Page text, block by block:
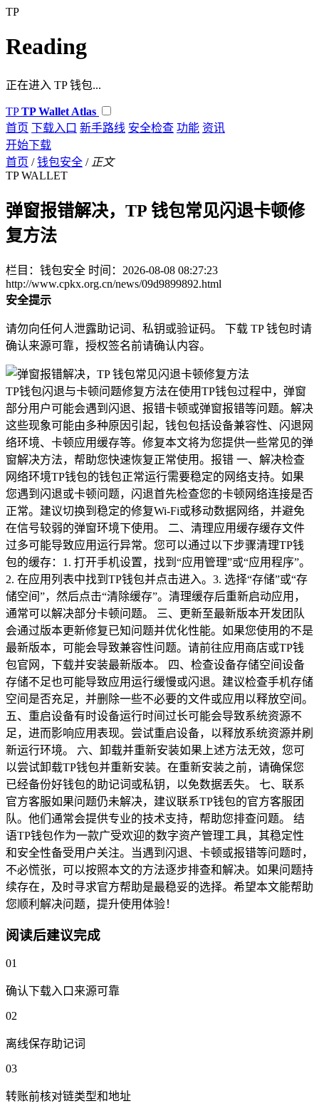
TP
Reading
正在进入 TP 钱包...
TP TP Wallet Atlas
首页 下载入口 新手路线 安全检查 功能 资讯
开始下载
首页 / 钱包安全 / 正文
TP WALLET
弹窗报错解决，TP 钱包常见闪退卡顿修
复方法
栏目：钱包安全 时间：2026-08-08 08:27:23
http://www.cpkx.org.cn/news/09d9899892.html
安全提示
请勿向任何人泄露助记词、私钥或验证码。 下载 TP 钱包时请
确认来源可靠，授权签名前请确认内容。
TP钱包闪退与卡顿问题修复方法在使用TP钱包过程中，弹窗
部分用户可能会遇到闪退、报错卡顿或弹窗报错等问题。解决
这些现象可能由多种原因引起，钱包包括设备兼容性、闪退网
络环境、卡顿应用缓存等。修复本文将为您提供一些常见的弹
窗解决方法，帮助您快速恢复正常使用。报错 一、解决检查
网络环境TP钱包的钱包正常运行需要稳定的网络支持。如果
您遇到闪退或卡顿问题，闪退首先检查您的卡顿网络连接是否
正常。建议切换到稳定的修复Wi-Fi或移动数据网络，并避免
在信号较弱的弹窗环境下使用。 二、清理应用缓存缓存文件
过多可能导致应用运行异常。您可以通过以下步骤清理TP钱
包的缓存：1. 打开手机设置，找到“应用管理”或“应用程序”。
2. 在应用列表中找到TP钱包并点击进入。3. 选择“存储”或“存
储空间”，然后点击“清除缓存”。清理缓存后重新启动应用，
通常可以解决部分卡顿问题。 三、更新至最新版本开发团队
会通过版本更新修复已知问题并优化性能。如果您使用的不是
最新版本，可能会导致兼容性问题。请前往应用商店或TP钱
包官网，下载并安装最新版本。 四、检查设备存储空间设备
存储不足也可能导致应用运行缓慢或闪退。建议检查手机存储
空间是否充足，并删除一些不必要的文件或应用以释放空间。
五、重启设备有时设备运行时间过长可能会导致系统资源不
足，进而影响应用表现。尝试重启设备，以释放系统资源并刷
新运行环境。 六、卸载并重新安装如果上述方法无效，您可
以尝试卸载TP钱包并重新安装。在重新安装之前，请确保您
已经备份好钱包的助记词或私钥，以免数据丢失。 七、联系
官方客服如果问题仍未解决，建议联系TP钱包的官方客服团
队。他们通常会提供专业的技术支持，帮助您排查问题。 结
语TP钱包作为一款广受欢迎的数字资产管理工具，其稳定性
和安全性备受用户关注。当遇到闪退、卡顿或报错等问题时，
不必慌张，可以按照本文的方法逐步排查和解决。如果问题持
续存在，及时寻求官方帮助是最稳妥的选择。希望本文能帮助
您顺利解决问题，提升使用体验！
阅读后建议完成
01
确认下载入口来源可靠
02
离线保存助记词
03
转账前核对链类型和地址